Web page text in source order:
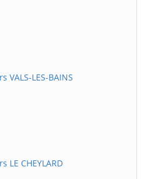
VALS-LES-BAINS
LE CHEYLARD